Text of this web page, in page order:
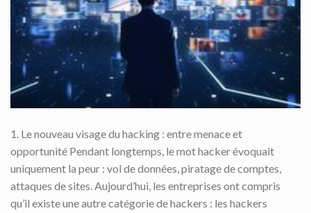
1. Le nouveau visage du hacking : entre menace et
opportunité Pendant longtemps, le mot hacker évoquait
uniquement la peur : vol de données, piratage de comptes,
attaques de sites. Aujourd’hui, les entreprises ont compris
qu’il existe une autre catégorie de hackers : les hackers